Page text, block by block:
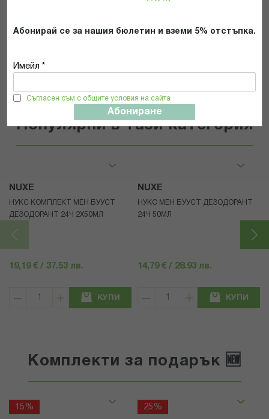
Абонирай се за нашия бюлетин и вземи 5% отстъпка.
Имейл *
Съгласен съм с общите условия на сайта
Абониране
Популярни в тази категория
NUXE
НУКС КОМПЛЕКТ МЕН БУУСТ
ДЕЗОДОРАНТ 24Ч 2Х50МЛ
19,19 € / 37.53 лв.
КУПИ
NUXE
НУКС МЕН БУУСТ ДЕЗОДОРАНТ
24Ч 50МЛ
14,79 € / 28.93 лв.
КУПИ
Комплекти за подарък 🆕
15%
25%